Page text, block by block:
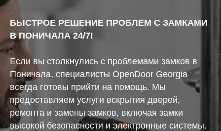
БЫСТРОЕ РЕШЕНИЕ ПРОБЛЕМ С ЗАМКАМИ
В ПОНИЧАЛА 24/7!
Если вы столкнулись с проблемами замков в
Поничала, специалисты OpenDoor Georgia
всегда готовы прийти на помощь. Мы
предоставляем услуги вскрытия дверей,
ремонта и замены замков, включая замки
высокой безопасности и электронные системы.